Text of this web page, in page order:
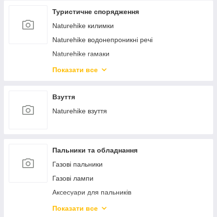
Туристичне спорядження
Naturehike килимки
Naturehike водонепроникні речі
Naturehike гамаки
Naturehike матраци
Only Hot грілки
Naturehike контейнери
Naturehike подушки
Naturehike аксесуари
Naturehike взуття
Naturehike водний спорт
Naturehike душ
Показати все
Взуття
Naturehike взуття
Пальники та обладнання
Газові пальники
Газові лампи
Аксесуари для пальників
Газові плитки
Показати все